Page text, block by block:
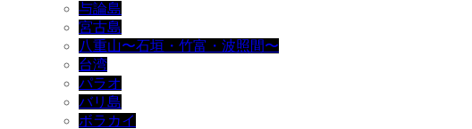
与論島
宮古島
八重山〜石垣・竹富・波照間〜
台湾
パラオ
バリ島
ボラカイ